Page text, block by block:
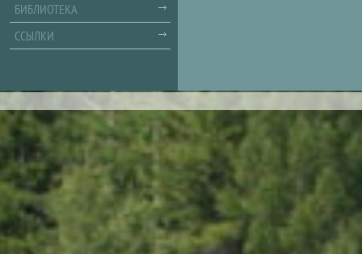
БИБЛИОТЕКА
ССЫЛКИ